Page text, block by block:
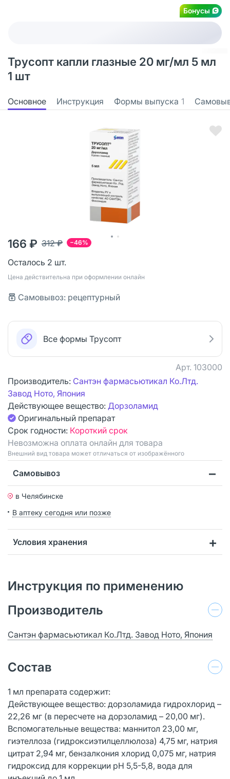
Бонусы
Трусопт капли глазные 20 мг/мл 5 мл
1 шт
Основное Инструкция Формы выпуска 1
−46%
312 ₽
166 ₽
Осталось 2 шт.
Цена действительна при оформлении онлайн
Самовывоз: рецептурный
Все формы Трусопт
Арт. 103000
Производитель: Сантэн фармасьютикал Ко.Лтд.
Завод Ното, Япония
Действующее вещество: Дорзоламид
Оригинальный препарат
Срок годности: Короткий срок
Невозможна оплата онлайн для товара
Bнешний вид товара может отличаться от изображённого
Самовывоз
в Челябинске
В аптеку сегодня или позже
Условия хранения
Инструкция по применению
Производитель
Сантэн фармасьютикал Ко.Лтд. Завод Ното, Япония
Состав
1 мл препарата содержит:
Действующее вещество: дорзоламида гидрохлорид –
22,26 мг (в пересчете на дорзоламид – 20,00 мг).
Вспомогательные вещества: маннитол 23,00 мг,
гиэтеллоза (гидроксиэтилцеллюлоза) 4,75 мг, натрия
цитрат 2,94 мг, бензалкония хлорид 0,075 мг, натрия
гидроксид для коррекции рН 5,5-5,8, вода для